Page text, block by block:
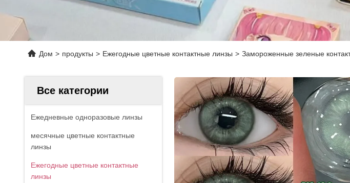
Дом > продукты > Ежегодные цветные контактные линзы > Замороженные зеленые
Все категории
Ежедневные одноразовые линзы
месячные цветные контактные
линзы
Ежегодные цветные контактные
линзы